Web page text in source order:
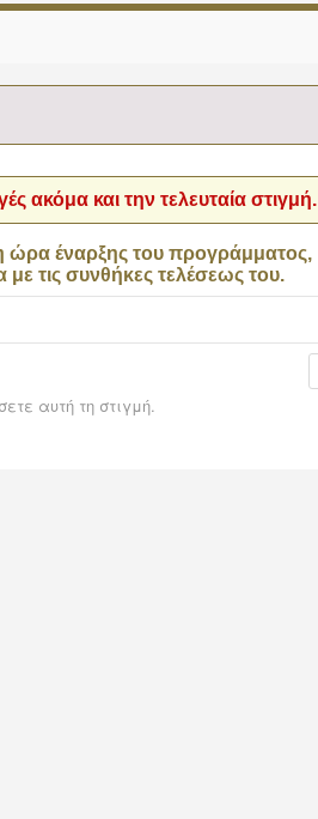
ακόμα και την τελευταία στιγμή.
ώρα έναρξης του προγράμματος,
τις συνθήκες τελέσεως του.
αυτή τη στιγμή.